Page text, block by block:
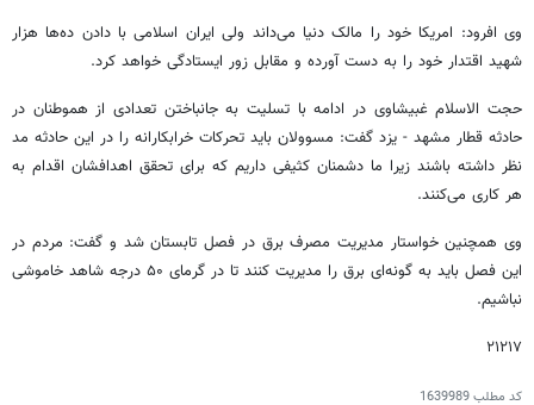
وی افرود: امریکا خود را مالک دنیا می‌داند ولی ایران اسلامی با دادن ده‌ها هزار
شهید اقتدار خود را به دست آورده و مقابل زور ایستادگی خواهد کرد.
حجت الاسلام غبیشاوی در ادامه با تسلیت به جانباختن تعدادی از هموطنان در
حادثه قطار مشهد - یزد گفت: مسوولان باید تحرکات خرابکارانه را در این حادثه مد
نظر داشته باشند زیرا ما دشمنان کثیفی داریم که برای تحقق اهدافشان اقدام به
هر کاری می‌کنند.
وی همچنین خواستار مدیریت مصرف برق در فصل تابستان شد و گفت‌: مردم در
این فصل باید به گونه‌ای برق را مدیریت کنند تا در گرمای ۵۰ درجه شاهد خاموشی
نباشیم.
۲۱۲۱۷
کد مطلب1639989